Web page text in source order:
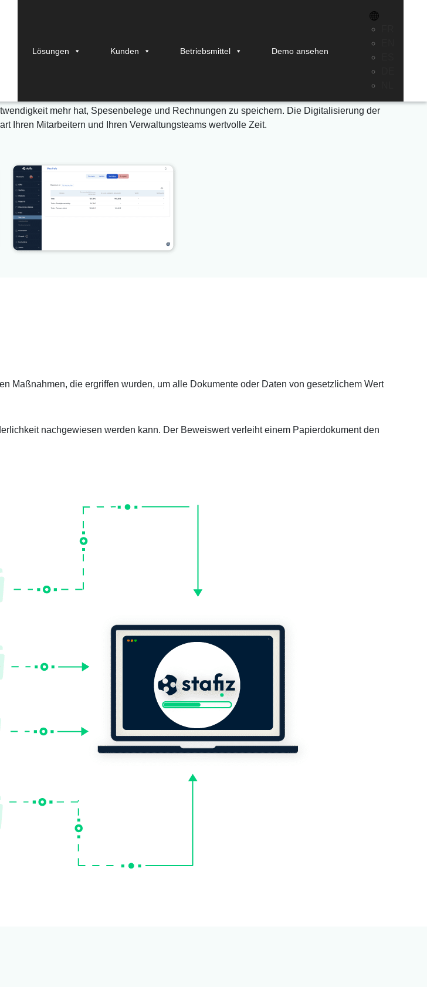
Lösungen Kunden Betriebsmittel Demo ansehen
mehr hat, Spesenbelege und Rechnungen zu speichern. Die Digitalisierung der
Ihren Mitarbeitern und Ihren Verwaltungsteams wertvolle Zeit.
Maßnahmen, die ergriffen wurden, um alle Dokumente oder Daten von gesetzlichem Wert
nachgewiesen werden kann. Der Beweiswert verleiht einem Papierdokument den